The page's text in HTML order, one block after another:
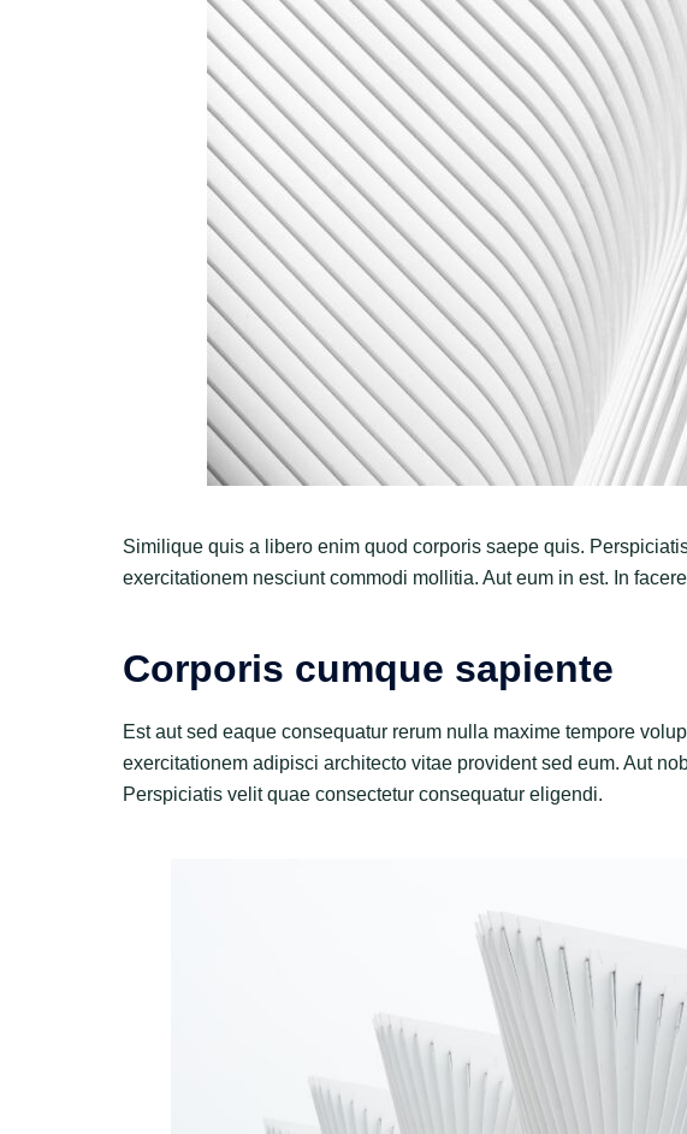
Similique quis a libero enim quod corporis saepe quis.
exercitationem nesciunt commodi mollitia. Aut eum in est. In
Corporis cumque sapiente
Est aut sed eaque consequatur rerum nulla maxime tempore
exercitationem adipisci architecto vitae provident sed eum. Aut
Perspiciatis velit quae consectetur consequatur eligendi.